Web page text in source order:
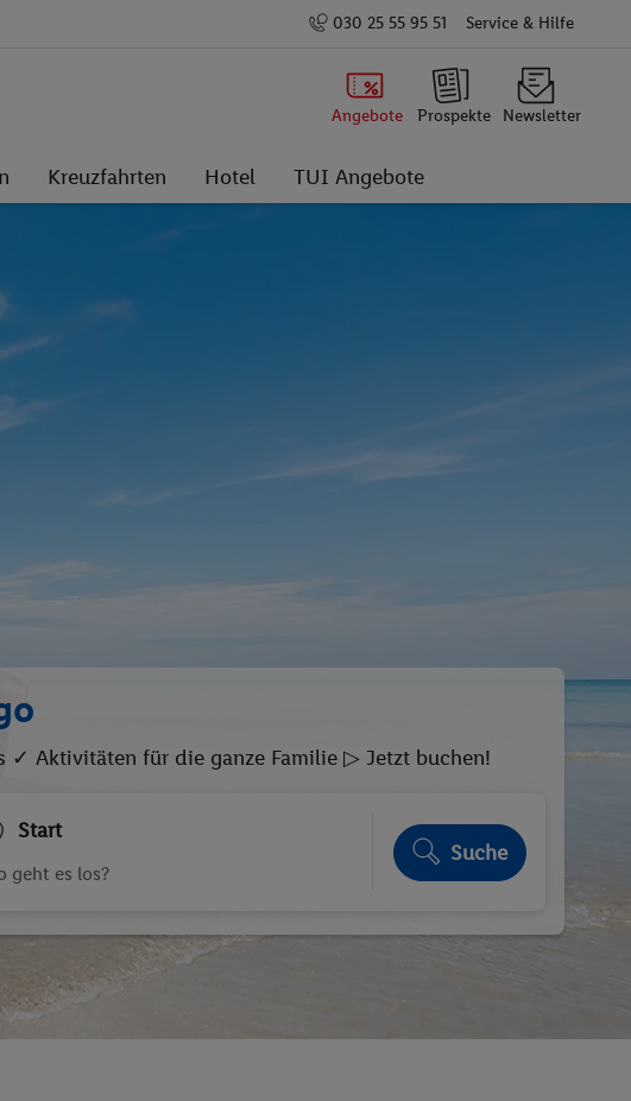
030 25 55 95 51 Service & Hilfe
Angebote Prospekte Newsletter
Kreuzfahrten Hotel TUI Angebote
✓ Aktivitäten für die ganze Familie ▷ Jetzt buchen!
Start
Suche